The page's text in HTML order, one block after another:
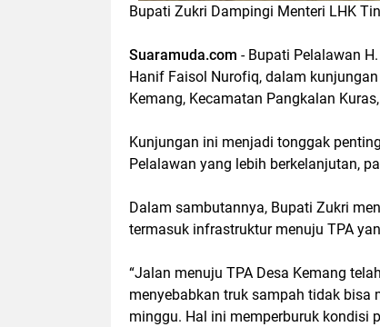
Bupati Zukri Dampingi Menteri LHK
Suaramuda.com - Bupati Pelalawan
Hanif Faisol Nurofiq, dalam kunjungan
Kemang, Kecamatan Pangkalan
Kunjungan ini menjadi tonggak
Pelalawan yang lebih berkelanjutan,
Dalam sambutannya, Bupati Zukri
termasuk infrastruktur menuju TPA
“Jalan menuju TPA Desa Kemang
menyebabkan truk sampah tidak bisa
minggu. Hal ini memperburuk kondisi